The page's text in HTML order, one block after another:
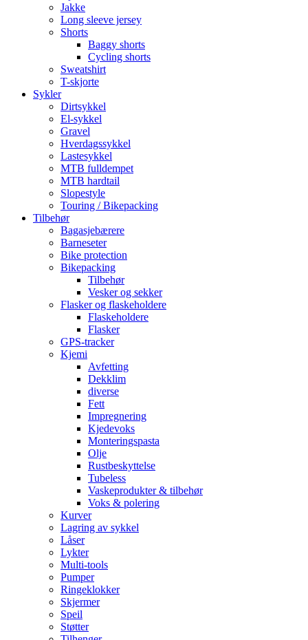
Jakke
Long sleeve jersey
Shorts
Baggy shorts
Cycling shorts
Sweatshirt
T-skjorte
Sykler
Dirtsykkel
El-sykkel
Gravel
Hverdagssykkel
Lastesykkel
MTB fulldempet
MTB hardtail
Slopestyle
Touring / Bikepacking
Tilbehør
Bagasjebærere
Barneseter
Bike protection
Bikepacking
Tilbehør
Vesker og sekker
Flasker og flaskeholdere
Flaskeholdere
Flasker
GPS-tracker
Kjemi
Avfetting
Dekklim
diverse
Fett
Impregnering
Kjedevoks
Monteringspasta
Olje
Rustbeskyttelse
Tubeless
Vaskeprodukter & tilbehør
Voks & polering
Kurver
Lagring av sykkel
Låser
Lykter
Multi-tools
Pumper
Ringeklokker
Skjermer
Speil
Støtter